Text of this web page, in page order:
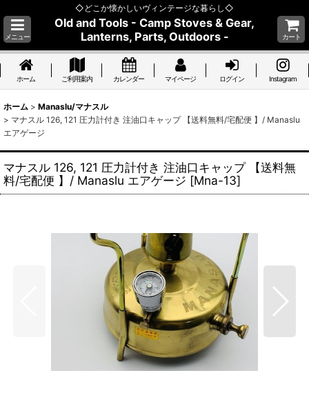
◇どこか懐かしいヴィンテージな暮らし◇
メニュー
Old and Tools - Camp Stoves & Gear,
Lanterns, Parts, Outdoors -
カート
ホーム ご利用案内 カレンダー マイページ ログイン Instagram
ホーム > Manaslu/マナスル
> マナスル 126, 121 圧力計付き 注油口キャップ 【送料無料/宅配便 】/ Manaslu
エアゲージ
マナスル 126, 121 圧力計付き 注油口キャップ 【送料無
料/宅配便 】/ Manaslu エアゲージ [Mna-13]